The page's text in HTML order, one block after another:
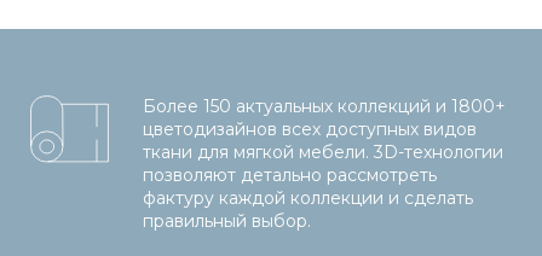
Более 150 актуальных коллекций и 1800+
цветодизайнов всех доступных видов
ткани для мягкой мебели. 3D-технологии
позволяют детально рассмотреть
фактуру каждой коллекции и сделать
правильный выбор.